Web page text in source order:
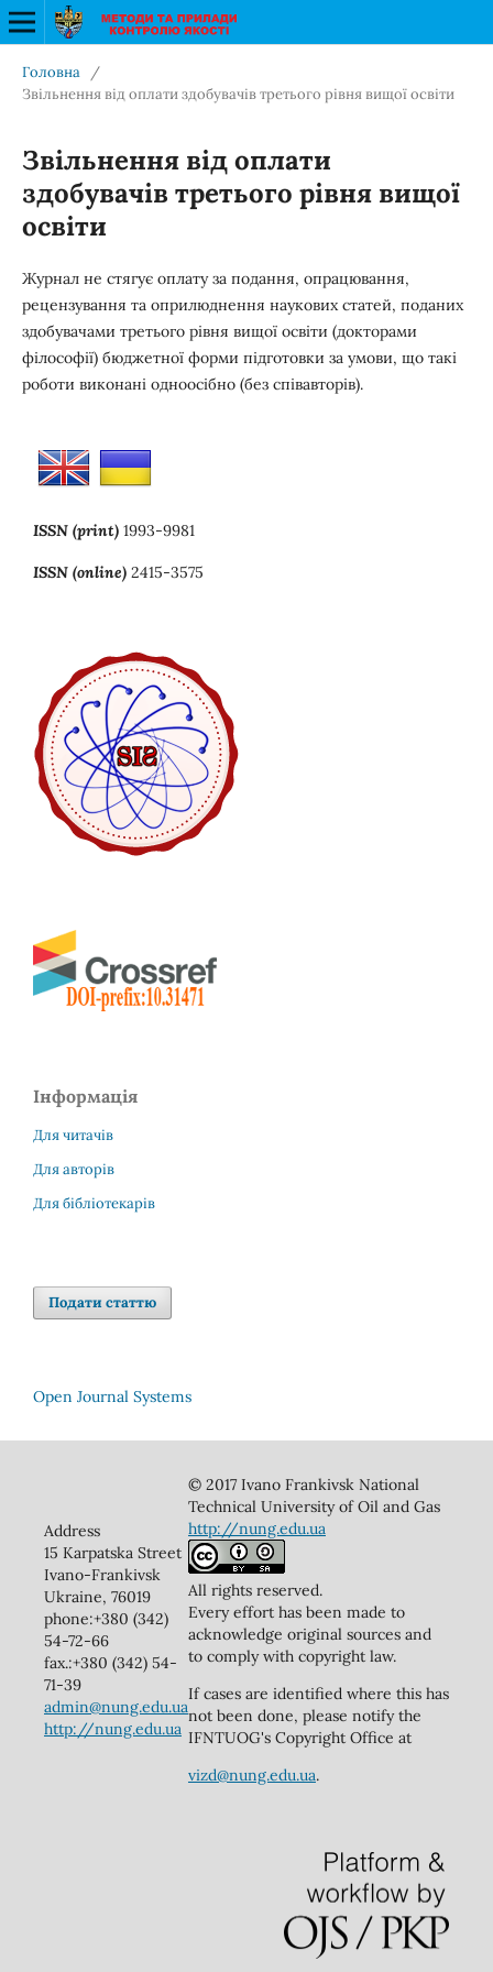
Головна
/
Звільнення від оплати здобувачів третього рівня вищої освіти
Звільнення від оплати
здобувачів третього рівня вищої
освіти
Журнал не стягує оплату за подання, опрацювання,
рецензування та оприлюднення наукових статей, поданих
здобувачами третього рівня вищої освіти (докторами
філософії) бюджетної форми підготовки за умови, що такі
роботи виконані одноосібно (без співавторів).
ISSN (print) 1993-9981
ISSN (online) 2415-3575
Інформація
Для читачів
Для авторів
Для бібліотекарів
Подати статтю
Open Journal Systems
Address
15 Karpatska Street
Ivano-Frankivsk
Ukraine, 76019
phone:+380 (342)
54-72-66
fax.:+380 (342) 54-
71-39
admin@nung.edu.ua
http://nung.edu.ua
© 2017 Ivano Frankivsk National
Technical University of Oil and Gas
http://nung.edu.ua
All rights reserved.
Every effort has been made to
acknowledge original sources and
to comply with copyright law.
If cases are identified where this has
not been done, please notify the
IFNTUOG's Copyright Office at
vizd@nung.edu.ua.